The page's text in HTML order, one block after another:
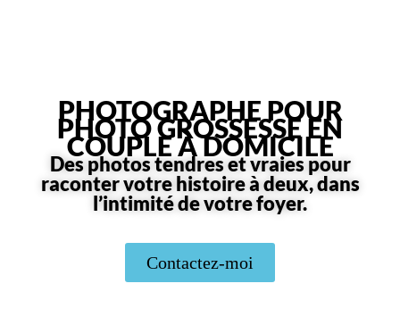
PHOTOGRAPHE POUR
PHOTO GROSSESSE EN
COUPLE À DOMICILE
Des photos tendres et vraies pour
raconter votre histoire à deux, dans
l’intimité de votre foyer.
Contactez-moi